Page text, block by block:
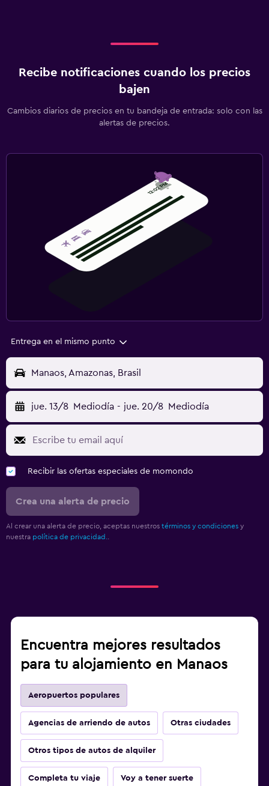
Recibe notificaciones cuando los precios
bajen
Cambios diarios de precios en tu bandeja de entrada: solo con las
alertas de precios.
Entrega en el mismo punto
Manaos, Amazonas, Brasil
jue. 13/8 Mediodía - jue. 20/8 Mediodía
Recibir las ofertas especiales de momondo
Crea una alerta de precio
Al crear una alerta de precio, aceptas nuestros términos y condiciones y
nuestra política de privacidad..
Encuentra mejores resultados
para tu alojamiento en Manaos
Aeropuertos populares
Agencias de arriendo de autos Otras ciudades
Otros tipos de autos de alquiler
Completa tu viaje Voy a tener suerte